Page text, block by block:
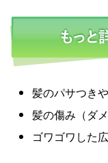
髪のパサつき
髪の傷み（ダ
ゴワゴワした